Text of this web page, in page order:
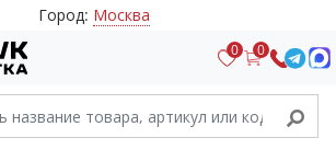
Город: Москва
0 0